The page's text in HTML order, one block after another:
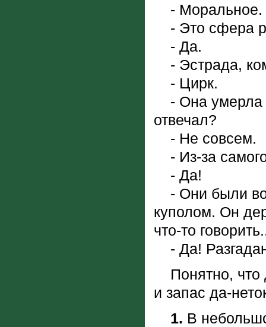
- Моральное.
- Это сфера
- Да.
- Эстрада,
- Цирк.
- Она умерла
отвечал?
- Не совсем.
- Из-за
- Да!
- Они были
куполом. Он
что-то
- Да!
Понятно, что
и запас да-
1. В